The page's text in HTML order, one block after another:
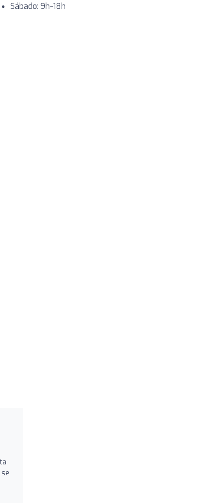
Sábado: 9h-18h